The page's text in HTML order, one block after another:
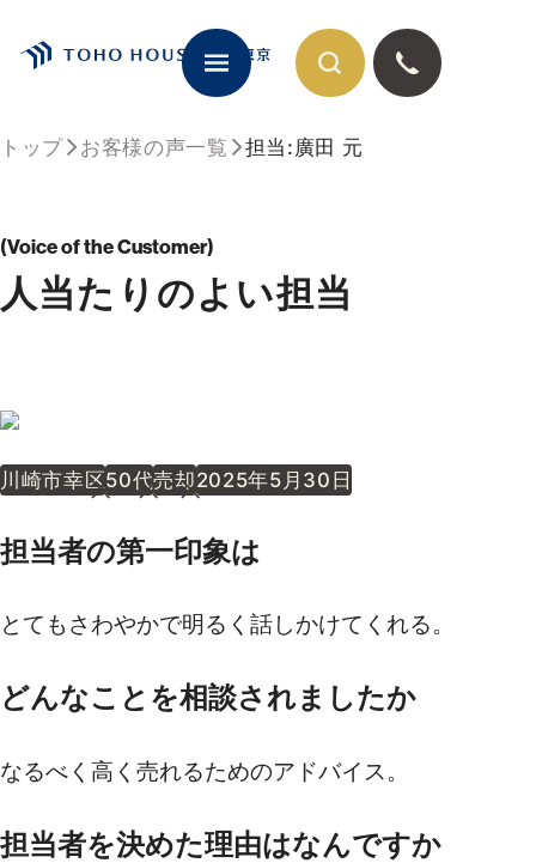
トップ お客様の声一覧 担当:廣田 元
Voice of the Customer
人当たりのよい担当
川崎市幸区50代売却2025年5月30日
担当者の第一印象は
とてもさわやかで明るく話しかけてくれる。
どんなことを相談されましたか
なるべく高く売れるためのアドバイス。
担当者を決めた理由はなんですか